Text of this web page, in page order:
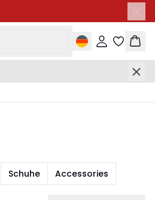
Einloggen
Schuhe Accessories